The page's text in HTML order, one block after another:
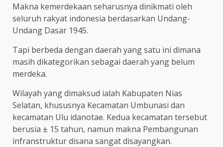
Makna kemerdekaan seharusnya dinikmati oleh
seluruh rakyat indonesia berdasarkan Undang-
Undang Dasar 1945.
Tapi berbeda dengan daerah yang satu ini dimana
masih dikategorikan sebagai daerah yang belum
merdeka.
Wilayah yang dimaksud ialah Kabupaten Nias
Selatan, khususnya Kecamatan Umbunasi dan
kecamatan Ulu idanotae. Kedua kecamatan tersebut
berusia ± 15 tahun, namun makna Pembangunan
infranstruktur disana sangat disayangkan.